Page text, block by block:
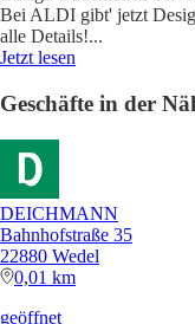
Bei ALDI gibt' jetzt
alle Details!...
Jetzt lesen
Geschäfte in der
DEICHMANN
Bahnhofstraße 35
22880 Wedel
0,01 km
geöffnet